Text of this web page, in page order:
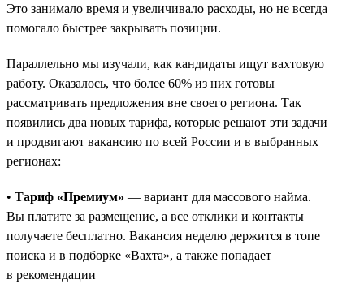
Это занимало время и увеличивало расходы, но не всегда
помогало быстрее закрывать позиции.
Параллельно мы изучали, как кандидаты ищут вахтовую
работу. Оказалось, что более 60% из них готовы
рассматривать предложения вне своего региона. Так
появились два новых тарифа, которые решают эти задачи
и продвигают вакансию по всей России и в выбранных
регионах:
• Тариф «Премиум» — вариант для массового найма.
Вы платите за размещение, а все отклики и контакты
получаете бесплатно. Вакансия неделю держится в топе
поиска и в подборке «Вахта», а также попадает
в рекомендации